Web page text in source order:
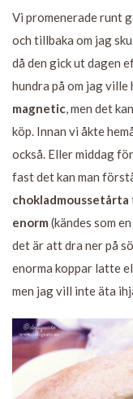
Vi promenerade runt
och tillbaka om jag
då den gick ut dagen
hundra på om jag
magnetic , men det
köp. Innan vi åkte
också. Eller middag
fast det kan man
chokladmoussetårta
enorm (kändes som en
det är att dra ner på
enorma koppar latte
men jag vill inte äta